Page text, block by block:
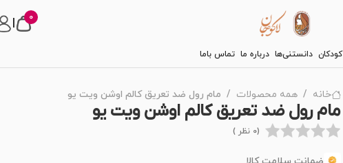
0
کودکان دانستنی‌ها درباره ما تماس باما
خانه همه محصولات مام رول ضد تعریق کالم اوشن ویت یو
مام رول ضد تعریق کالم اوشن ویت یو
(0 نظر )